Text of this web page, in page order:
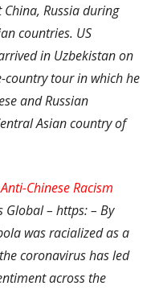
Russia during
countries. US
in Uzbekistan on
tour in which he
and Russian
Asian country of
Chinese Racism
Global – https: – By
was racialized as a
coronavirus has led
across the